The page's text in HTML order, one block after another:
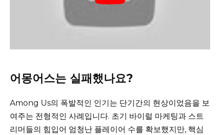
어몽어스는 실패했나요?
Among Us의 폭발적인 인기는 단기간의 현상이었음을 보
여주는 전형적인 사례입니다. 초기 바이럴 마케팅과 스트
리머들의 힘입어 엄청난 플레이어 수를 확보했지만, 핵심